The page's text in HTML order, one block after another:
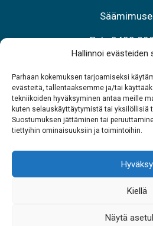
Hallinnoi evästeiden
Parhaan kokemuksen tarjoamiseksi
evästeitä, tallentaaksemme ja/tai
tekniikoiden hyväksyminen antaa meille
kuten selauskäyttäytymistä tai yksilöllisiä
Suostumuksen jättäminen tai
tiettyihin ominaisuuksiin ja toimintoihin.
Hyväksy
Kiellä
Näytä
Puh. 0400
Puh. 0206 39
Raavâdviäsu
Puh. 040 700